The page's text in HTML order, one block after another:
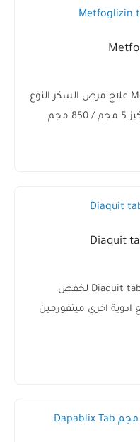
ميتفوجليزين اقراص Metfoglizin tabs علاج مرض السكر النوع
مجم
دواء دياكويت اقراص 850 مجم Diaquit tablets لخفض
اخري ميتفورمين